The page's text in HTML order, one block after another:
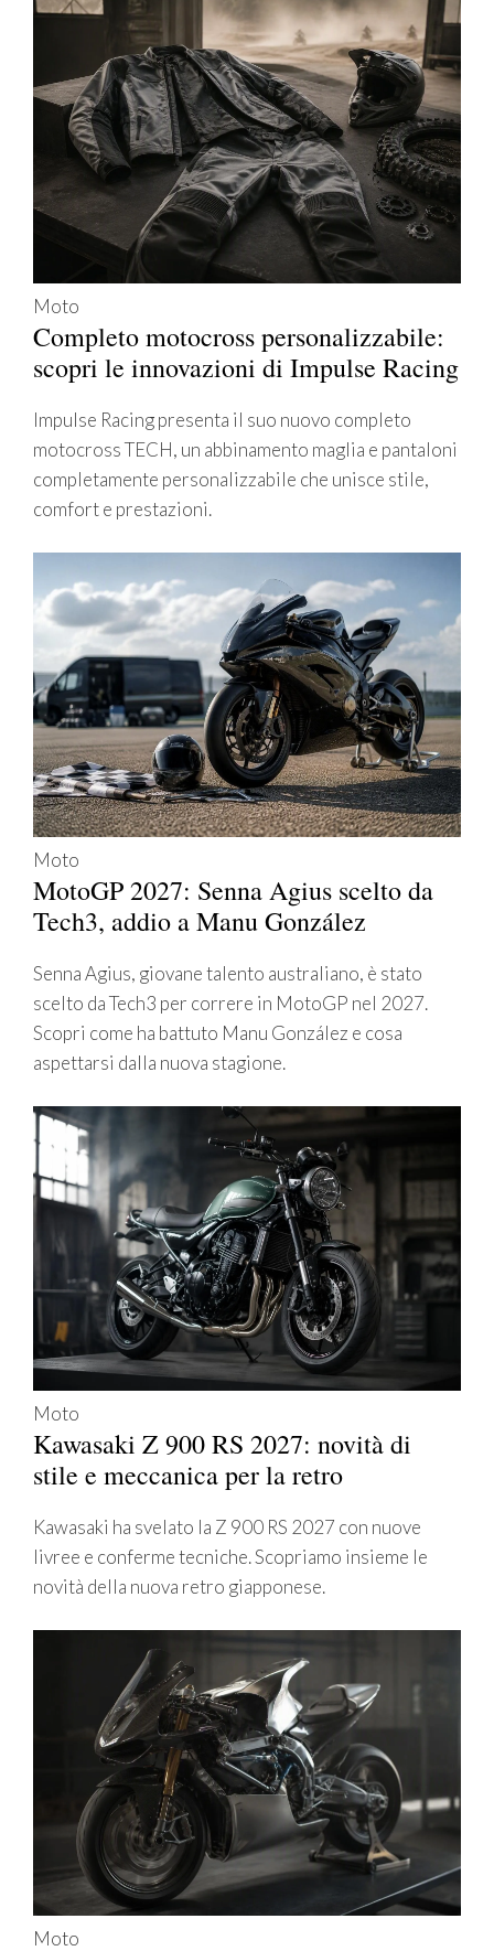
Moto
Completo motocross personalizzabile:
scopri le innovazioni di Impulse Racing
Impulse Racing presenta il suo nuovo completo
motocross TECH, un abbinamento maglia e pantaloni
completamente personalizzabile che unisce stile,
comfort e prestazioni.
Moto
MotoGP 2027: Senna Agius scelto da
Tech3, addio a Manu González
Senna Agius, giovane talento australiano, è stato
scelto da Tech3 per correre in MotoGP nel 2027.
Scopri come ha battuto Manu González e cosa
aspettarsi dalla nuova stagione.
Moto
Kawasaki Z 900 RS 2027: novità di
stile e meccanica per la retro
Kawasaki ha svelato la Z 900 RS 2027 con nuove
livree e conferme tecniche. Scopriamo insieme le
novità della nuova retro giapponese.
Moto